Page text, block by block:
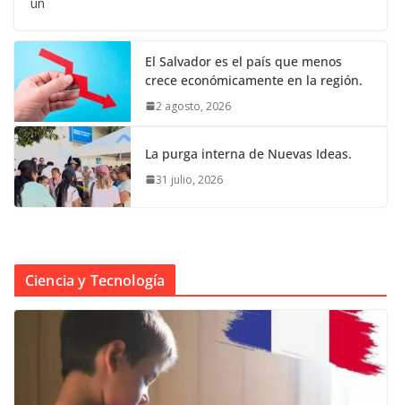
El Salvador es el país que menos
crece económicamente en la región.
2 agosto, 2026
La purga interna de Nuevas Ideas.
31 julio, 2026
Ciencia y Tecnología